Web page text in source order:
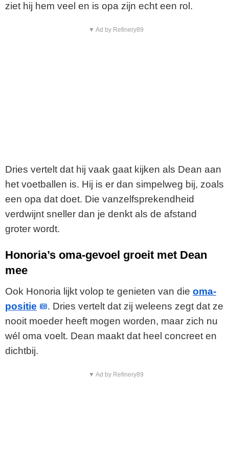
ziet hij hem veel en is opa zijn echt een rol.
▼ Ad by Refinery89
Dries vertelt dat hij vaak gaat kijken als Dean aan
het voetballen is. Hij is er dan simpelweg bij, zoals
een opa dat doet. Die vanzelfsprekendheid
verdwijnt sneller dan je denkt als de afstand
groter wordt.
Honoria’s oma-gevoel groeit met Dean
mee
Ook Honoria lijkt volop te genieten van die oma-
positie
. Dries vertelt dat zij weleens zegt dat ze
nooit moeder heeft mogen worden, maar zich nu
wél oma voelt. Dean maakt dat heel concreet en
dichtbij.
▼ Ad by Refinery89